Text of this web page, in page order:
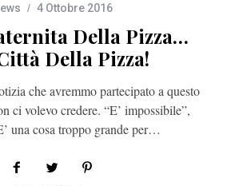
4 Ottobre 2016
Della Pizza…
Della Pizza!
che avremmo partecipato a questo
ci volevo credere. “E’ impossibile”,
una cosa troppo grande per…